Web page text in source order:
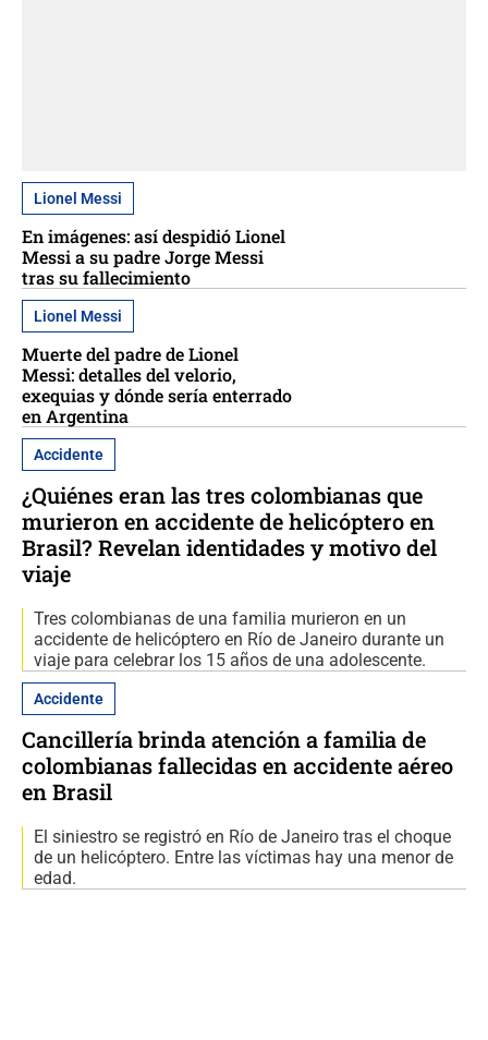
Lionel Messi
En imágenes: así despidió Lionel
Messi a su padre Jorge Messi
tras su fallecimiento
Lionel Messi
Muerte del padre de Lionel
Messi: detalles del velorio,
exequias y dónde sería enterrado
en Argentina
Accidente
¿Quiénes eran las tres colombianas que
murieron en accidente de helicóptero en
Brasil? Revelan identidades y motivo del
viaje
Tres colombianas de una familia murieron en un
accidente de helicóptero en Río de Janeiro durante un
viaje para celebrar los 15 años de una adolescente.
Accidente
Cancillería brinda atención a familia de
colombianas fallecidas en accidente aéreo
en Brasil
El siniestro se registró en Río de Janeiro tras el choque
de un helicóptero. Entre las víctimas hay una menor de
edad.